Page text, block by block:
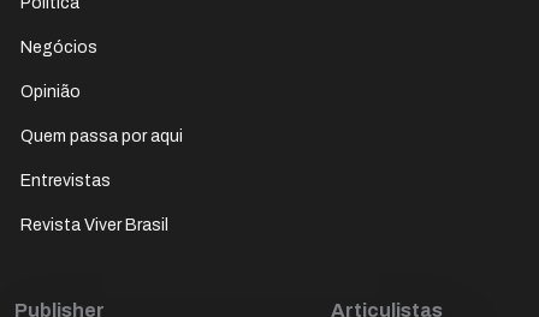
Negócios
Opinião
Quem passa por aqui
Entrevistas
Revista Viver Brasil
Publisher
Articulistas